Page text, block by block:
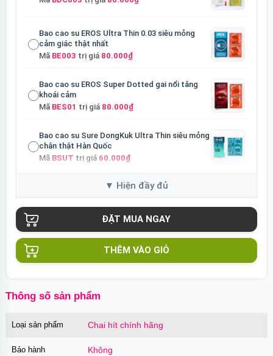
Bao cao su EROS Ultra Thin 0.03 siêu mỏng
cảm giác thật nhất
Mã BE003 trị giá 80.000₫
Bao cao su EROS Super Dotted gai nổi tăng
khoái cảm
Mã BES01 trị giá 80.000₫
Bao cao su Sure DongKuk Ultra Thin siêu mỏng
chân thật Hàn Quốc
Mã BSUT trị giá 60.000₫
Bao cao su Sure Dongkuk Dotted 10 chiếc gai
nổi kích thích
MãBSD10trị giá60.000₫
Ốp lưng MagSafe iPhone 16 Pro Clear Case
trong suốt
Ốp lưng MagSafe iPhone 16 Pro Max Clear
Case trong suốt
suốt tối giản
THÊM VÀO GIỎ
Thông số sản phẩm
Loại sản phẩm Chai hít chính hãng
Bảo hành Không